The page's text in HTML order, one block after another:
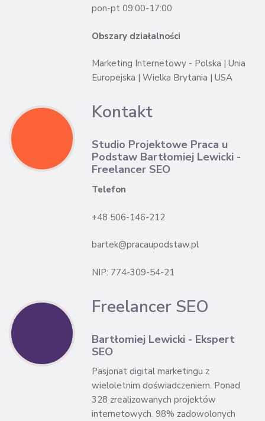
pon-pt 09:00-17:00
Obszary działalności
Marketing Internetowy - Polska | Unia
Europejska | Wielka Brytania | USA
Kontakt
Studio Projektowe Praca u
Podstaw Bartłomiej Lewicki -
Freelancer SEO
Telefon
+48 506-146-212
bartek@pracaupodstaw.pl
NIP: 774-309-54-21
Freelancer SEO
Bartłomiej Lewicki - Ekspert
SEO
Pasjonat digital marketingu z
wieloletnim doświadczeniem. Ponad
328 zrealizowanych projektów
internetowych. 98% zadowolonych